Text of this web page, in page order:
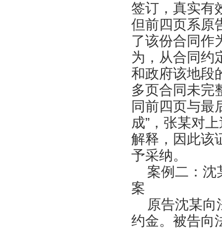
签订，真实有
但前四页系原
了该份合同作
为，从合同约
和政府该地段
多页合同未完
同前四页与最
成”，张某对
解释，因此该
予采纳。
案例二：沈
案
原告沈某向
约金。被告向